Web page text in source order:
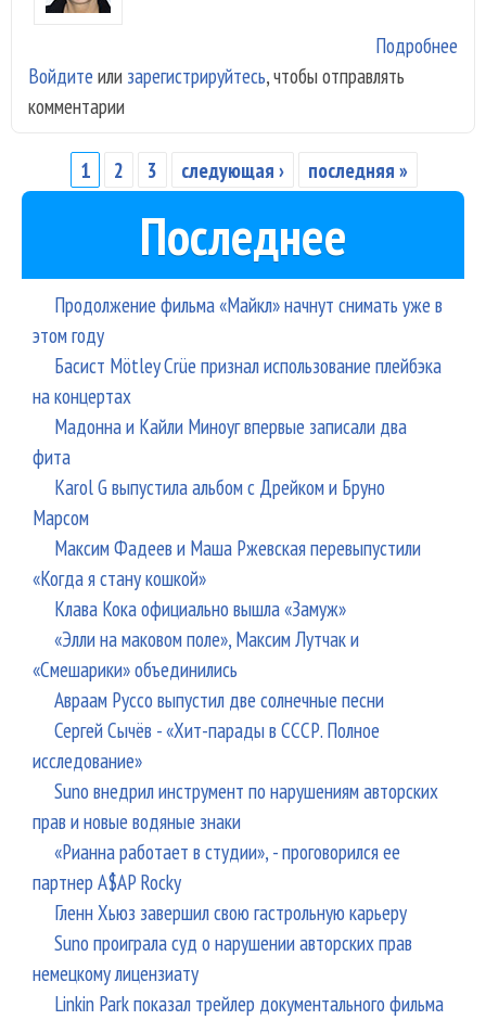
Подробнее
Войдите или зарегистрируйтесь, чтобы отправлять
комментарии
Страницы
1 2 3 следующая › последняя »
Последнее
Продолжение фильма «Майкл» начнут снимать уже в
этом году
Басист Mötley Crüe признал использование плейбэка
на концертах
Мадонна и Кайли Миноуг впервые записали два
фита
Karol G выпустила альбом с Дрейком и Бруно
Марсом
Максим Фадеев и Маша Ржевская перевыпустили
«Когда я стану кошкой»
Клава Кока официально вышла «Замуж»
«Элли на маковом поле», Максим Лутчак и
«Смешарики» объединились
Авраам Руссо выпустил две солнечные песни
Сергей Сычёв - «Хит-парады в СССР. Полное
исследование»
Suno внедрил инструмент по нарушениям авторских
прав и новые водяные знаки
«Рианна работает в студии», - проговорился ее
партнер A$AP Rocky
Гленн Хьюз завершил свою гастрольную карьеру
Suno проиграла суд о нарушении авторских прав
немецкому лицензиату
Linkin Park показал трейлер документального фильма